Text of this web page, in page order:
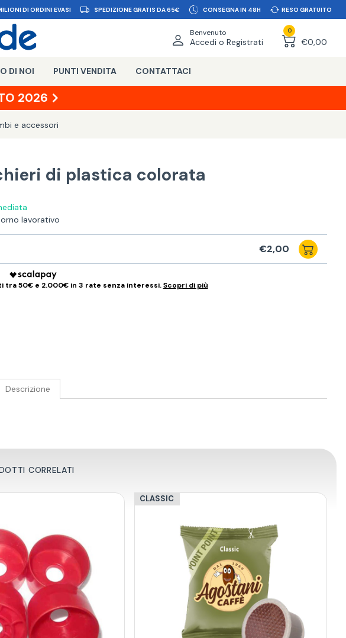
DI ORDINI EVASI SPEDIZIONE GRATIS DA 65€ CONSEGNA IN 48H RESO GRATUITO
Benvenuto
Accedi o Registrati
0
€0,00
DI NOI PUNTI VENDITA CONTATTACI
2026
e accessori
di plastica colorata
lavorativo
€2,00
tra 50€ e 2.000€ in 3 rate senza interessi.Scopri di più
Descrizione
CORRELATI
CLASSIC